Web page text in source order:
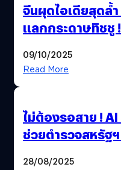
จีนผุดไอเดียสุดล้
แลกกระดาษทิชชู !
09/10/2025
Read More
ไม่ต้องรอสาย !
ช่วยตำรวจสหรัฐ
28/08/2025